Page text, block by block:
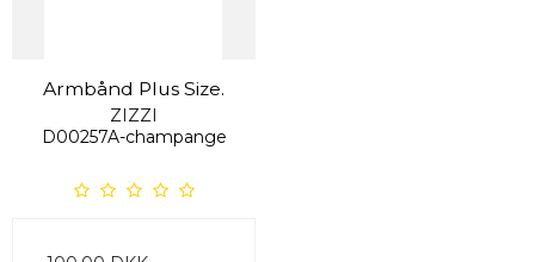
Armbånd Plus Size.
ZIZZI
D00257A-champange